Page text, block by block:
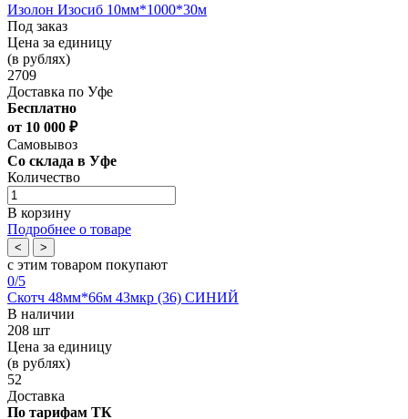
Изолон Изосиб 10мм*1000*30м
Под заказ
Цена за единицу
(в рублях)
2709
Доставка по Уфе
Бесплатно
от 10 000 ₽
Самовывоз
Со склада в Уфе
Количество
В корзину
Подробнее о товаре
< >
с этим товаром покупают
0/5
Скотч 48мм*66м 43мкр (36) СИНИЙ
В наличии
208 шт
Цена за единицу
(в рублях)
52
Доставка
По тарифам ТК